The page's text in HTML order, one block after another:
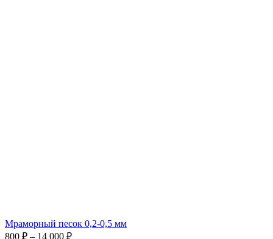
Мраморный песок 0,2-0,5 мм
800 ₽ – 14 000 ₽Диапазон